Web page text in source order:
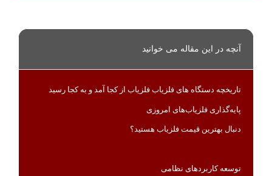
آنچه در این مقاله می خوانید
تاریخچه دستگاه های فلزیاب فلزیاب از کجا آمد و به کجا رسید
پایه‌گذاری فلزیاب‌های امروزی
دنبال بهترین قیمت فلزیاب هستید؟
توسعه کاربردهای نظامی